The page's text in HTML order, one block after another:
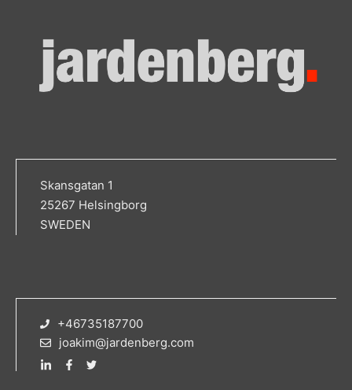
Skansgatan 1
25267 Helsingborg
SWEDEN
+46735187700
joakim@jardenberg.com